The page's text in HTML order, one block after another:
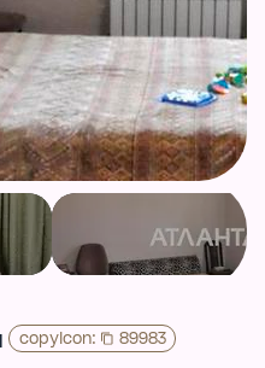
copyIcon: 89983